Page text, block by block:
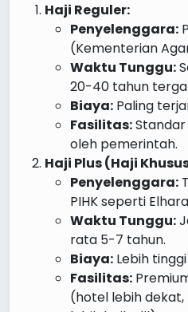
Haji Reguler:
Penyelenggara:
(Kementerian
Waktu Tunggu:
20-40 tahun
Biaya: Paling
Fasilitas:
oleh pemerintah.
Haji Plus (Haji
Penyelenggara:
PIHK seperti
Waktu Tunggu:
rata 5-7 tahun.
Biaya: Lebih
Fasilitas:
(hotel lebih